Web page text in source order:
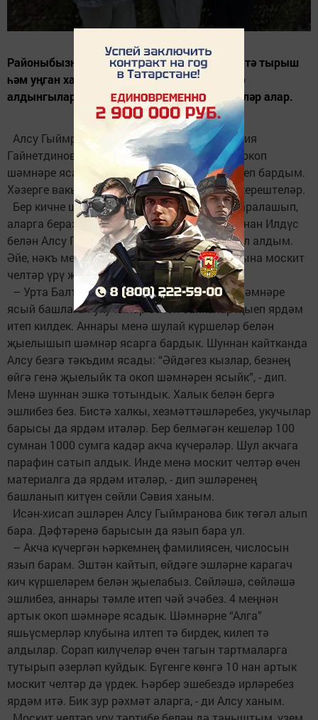
Районыбызның Заготзерно бистәсендә бик тә тырыш
һәм уңган ханымнар яши. Төп эшләрендә дә
алдынгылар, волонтерлык эшенә дә өлгерәләр алар.
Алсу Гыймранова, Сәвия Тимершина, Зөлфия
Гайнетдинова, Зөлфия Шагвәлиеваларның окоп
шәмнәре ясауларын статусларыннан күзәтеп бардым.
Хәзерге вакытта москит челтәрләр үрергә керештеләр.
Бер кичне шушы тырыш ханымнар белән аралашып,
аларга бераз булса да ярдәм итү максатыннан Илдүс
белән Алсу Гыймрановаларның өйләренә юл алдым.
Әйе, нәкъ менә өйләрендә, Илдүс зал уртасына москит
челтәр үрү җайланмасы ясап куйган.
– Урта Балтайда Лилия Җамалиева окоп шәмнәре
ясый башлагач укучылар белән банкалар җыеп ярдәм
итеп килдек. Аннары менә шулай күршеләр белән
җыелышып шәмнәр ясарга бардык. Шуннан кайтканда
Алсу безгә тәкъдим ясады: “Әйдәгез кызлар, безнең
өйгә генә җыелыйк та окоп шәмнәрен ясыйк”, - дип.
Менә шуннан эшкә тотындык. Халык белән бергә
эшлибез без. Бистә халкы, хезмәттәшләребез, укучылар
барысы да ярдәм итәләр. Бер белмәгән кешеләр 100
сумнан 1000 сумга кадәр акча күчерәләр. Шул акчага
парафин сатып алдык. Инде менә москит челтәр өчен
материалга да ярдәм итәләр, - дип эшләренең
башланып китүен сөйли Сәвия ханым.
Исән-хисап эшләрен Алсу Гыймранова бик төгәл алып
бара. Дәфтәренә барысын да язып бара ул.
– Акча күчергән һәркемнең фамилиясен, числосын
язып барам. Эштән кайтып, өйдәге эшләрне карагач
кич күршеләрем белән җыелабыз. Сөйләшә, сөйләшә
эшлибез, аннары тәмле итеп чәй эчәбез. 4 меңнән
артык окоп шәмнәре ясадык. Шәмнәрне “Алга”
яшьүсмерләр клубына илтеп тә бирдек, килеп тә
алдылар. Сорап килүчеләр өчен тагын тартмаларга
тутырып әзерләп куйдык. Бүгенге көнгә 10 нан артык
москит челтәр дә үрдек. Һәрбер эшебездә ирләребез
ярдәм итә. Бик зур рәхмәт аларга, - ди Алсу ханым.